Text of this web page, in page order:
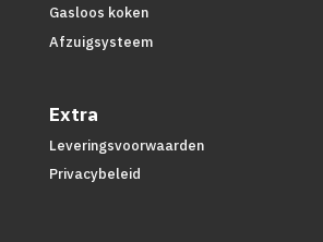
Gasloos koken
Afzuigsysteem
Extra
Leveringsvoorwaarden
Privacybeleid